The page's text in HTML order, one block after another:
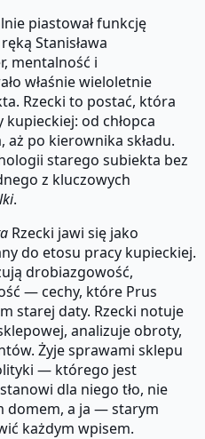
piastował funkcję
Stanisława
mentalność i
właśnie wieloletnie
Rzecki to postać, która
kupieckiej: od chłopca
po kierownika składu.
starego subiekta bez
z kluczowych
.
Rzecki jawi się jako
do etosu pracy kupieckiej.
drobiazgowość,
— cechy, które Prus
starej daty. Rzecki notuje
analizuje obroty,
Żyje sprawami sklepu
— którego jest
dla niego tło, nie
domem, a ja — starym
każdym wpisem.